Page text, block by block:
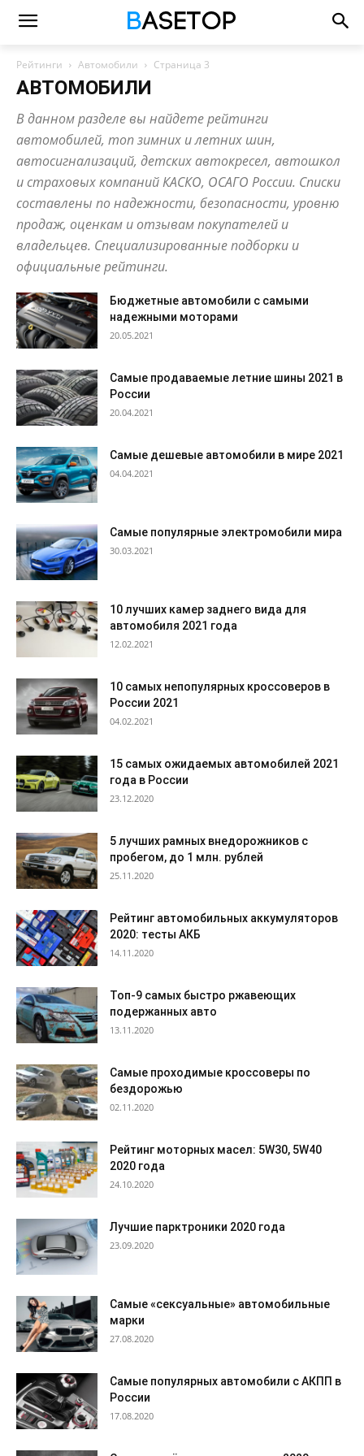
Рейтинги Автомобили Страница 3
АВТОМОБИЛИ
В данном разделе вы найдете рейтинги
автомобилей, топ зимних и летних шин,
автосигнализаций, детских автокресел, автошкол
и страховых компаний КАСКО, ОСАГО России. Списки
составлены по надежности, безопасности, уровню
продаж, оценкам и отзывам покупателей и
владельцев. Специализированные подборки и
официальные рейтинги.
Бюджетные автомобили с самыми
надежными моторами
20.05.2021
Самые продаваемые летние шины 2021 в
России
20.04.2021
Самые дешевые автомобили в мире 2021
04.04.2021
Самые популярные электромобили мира
30.03.2021
10 лучших камер заднего вида для
автомобиля 2021 года
12.02.2021
10 самых непопулярных кроссоверов в
России 2021
04.02.2021
15 самых ожидаемых автомобилей 2021
года в России
23.12.2020
5 лучших рамных внедорожников с
пробегом, до 1 млн. рублей
25.11.2020
Рейтинг автомобильных аккумуляторов
2020: тесты АКБ
14.11.2020
Топ-9 самых быстро ржавеющих
подержанных авто
13.11.2020
Самые проходимые кроссоверы по
бездорожью
02.11.2020
Рейтинг моторных масел: 5W30, 5W40
2020 года
24.10.2020
Лучшие парктроники 2020 года
23.09.2020
Самые «сексуальные» автомобильные
марки
27.08.2020
Самые популярных автомобили с АКПП в
России
17.08.2020